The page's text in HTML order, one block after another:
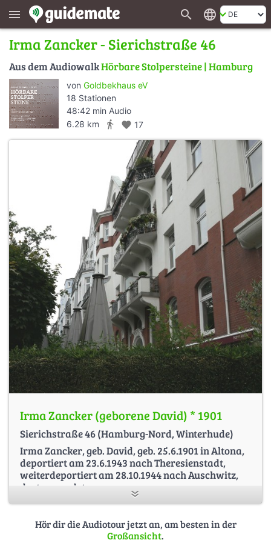
menu search language
Irma Zancker - Sierichstraße 46
Aus dem AudiowalkHörbare Stolpersteine | Hamburg
von Goldbekhaus eV
18 Stationen
48:42 min Audio
6.28 km
directions_walk favorite 17
Irma Zancker (geborene David) * 1901
Sierichstraße 46 (Hamburg-Nord, Winterhude)
Irma Zancker, geb. David, geb. 25.6.1901 in Altona,
deportiert am 23.6.1943 nach Theresienstadt,
weiterdeportiert am 28.10.1944 nach Auschwitz,
dort ermordet
Siehe auch:
(A Stolperstein for Irma Zancker at AJR Oct 2006 Journal)
Hör dir die Audiotour jetzt an, am besten in der
Großansicht.